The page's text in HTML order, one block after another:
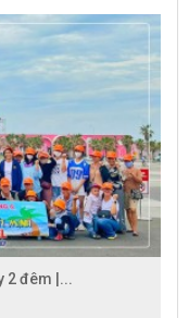
2 đêm |...